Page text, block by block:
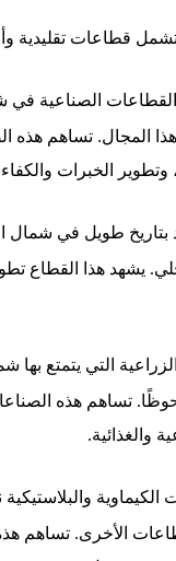
قطاعات تقليدية
القطاعات الصناعية
المجال. تساهم
وتطوير الخبرات
بتاريخ طويل في شمال
يشهد هذا القطاع
التي يتمتع بها
تساهم هذه
والغذائية.
الكيماوية
الأخرى. تساهم